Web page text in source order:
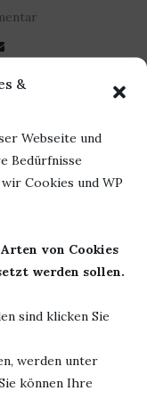
&
Webseite und
Bedürfnisse
Cookies und WP
von Cookies
werden sollen.
sind klicken Sie
werden unter
können Ihre